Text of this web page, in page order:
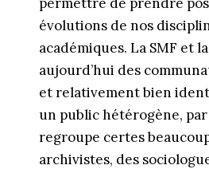
évolutions de nos
académiques. La SMF et
aujourd’hui des
et relativement bien
un public hétérogène,
regroupe certes
archivistes, des